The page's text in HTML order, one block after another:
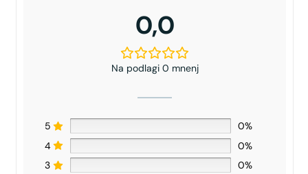
0,0
Na podlagi 0 mnenj
5
0%
4
0%
3
0%